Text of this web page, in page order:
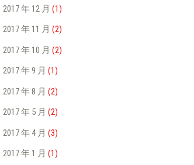
2017 年 12 月 (1)
2017 年 11 月 (2)
2017 年 10 月 (2)
2017 年 9 月 (1)
2017 年 8 月 (2)
2017 年 5 月 (2)
2017 年 4 月 (3)
2017 年 1 月 (1)